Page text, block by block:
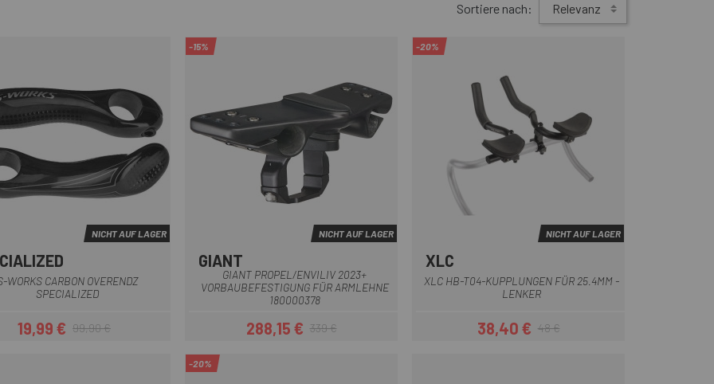
Sortiere nach: Relevanz
Multi
NICHT AUF LAGER
WORKS CARBON OVERENDZ
SPECIALIZED
Preis
19,99 €Regulärer Preis
99,90 €
-15%
NICHT AUF LAGER
GIANT
GIANT PROPEL/ENVILIV 2023+
VORBAUBEFESTIGUNG FÜR ARMLEHNE
180000378
Preis
288,15 €Regulärer Preis
339 €
-20%
NICHT AUF LAGER
XLC
XLC HB-T04-KUPPLUNGEN FÜR 25.4MM -
LENKER
Preis
38,40 €Regulärer Preis
48 €
-20%